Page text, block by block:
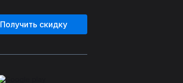
Получить скидку